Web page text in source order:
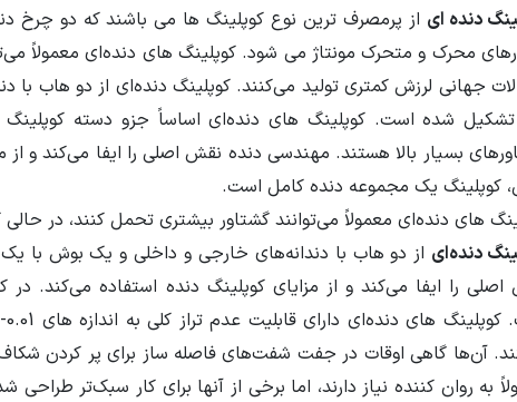
دنده ای از پرمصرف ترین نوع کوپلینگ ها می باشند که دو چرخ
محرک و متحرک مونتاژ می شود. کوپلینگ های دنده‌ای معمولاً
جهانی لرزش کمتری تولید می‌کنند. کوپلینگ دنده‌ای از دو هاب
شده است. کوپلینگ های دنده‌ای اساساً جزو دسته کوپلینگ
بسیار بالا هستند. مهندسی دنده نقش اصلی را ایفا می‌کند و از
کوپلینگ یک مجموعه دنده کامل است.
های دنده‌ای معمولاً می‌توانند گشتاور بیشتری تحمل کنند، در
دنده‌ای از دو هاب با دندانه‌های خارجی و داخلی و یک بوش
را ایفا می‌کند و از مزایای کوپلینگ دنده استفاده می‌کند.
آن‌ها گاهی اوقات در جفت شفت‌های فاصله ساز برای پر کردن
به روان کننده نیاز دارند، اما برخی از آنها برای کار سبک‌تر طراحی